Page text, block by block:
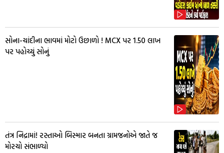
સોના-ચાંદીના ભાવમાં મોટો ઉછાળો ! MCX પર ₹1.50 લાખ
પર પહોચ્યું સોનું
તંત્ર નિદ્રામાં! રસ્તાઓ બિસ્માર બનતા ગ્રામજનોએ જાતે જ
મોરચો સંભાળ્યો